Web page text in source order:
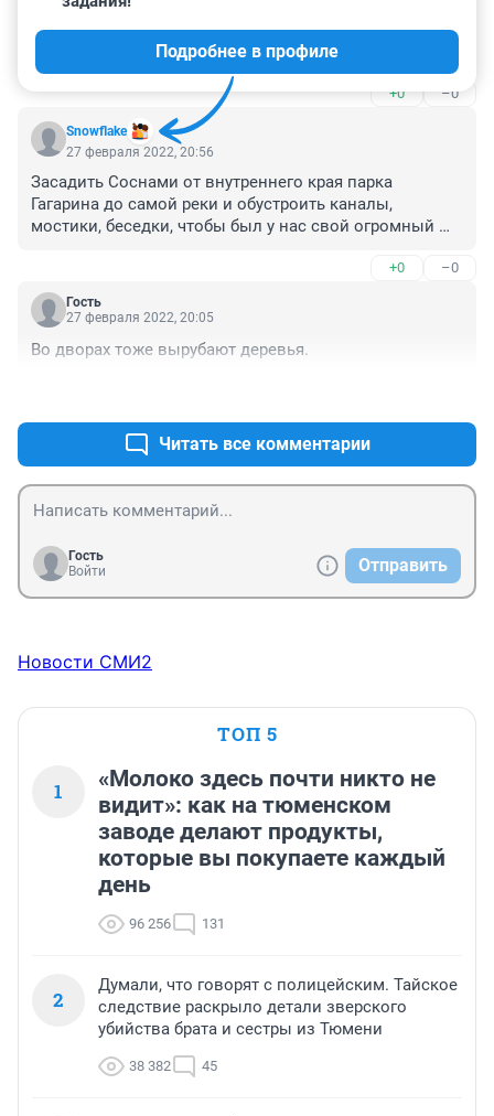
что с ней не так? то что она до 2040 года, когда всю
Тюмень можно озеленить за 1 год не особо
напрягаясь, а не через 20 лет
+0 –0
Snowflake
Подробнее в профиле
27 февраля 2022, 20:56
Засадить Соснами от внутреннего края парка
Гагарина до самой реки и обустроить каналы,
мостики, беседки, чтобы был у нас свой огромный
+0 –0
Гость
27 февраля 2022, 20:05
Во дворах тоже вырубают деревья.
Читать все комментарии
Гость
Войти
Отправить
Новости СМИ2
ТОП 5
1
«Молоко здесь почти никто не
видит»: как на тюменском
заводе делают продукты,
которые вы покупаете каждый
день
96 256 131
2
Думали, что говорят с полицейским. Тайское
следствие раскрыло детали зверского
убийства брата и сестры из Тюмени
38 382 45